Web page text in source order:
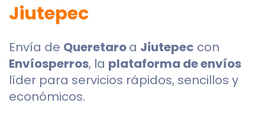
Jiutepec
Envía de Queretaroa Jiutepec con
Envíosperros, la plataforma de envíos
líder para servicios rápidos, sencillos y
económicos.